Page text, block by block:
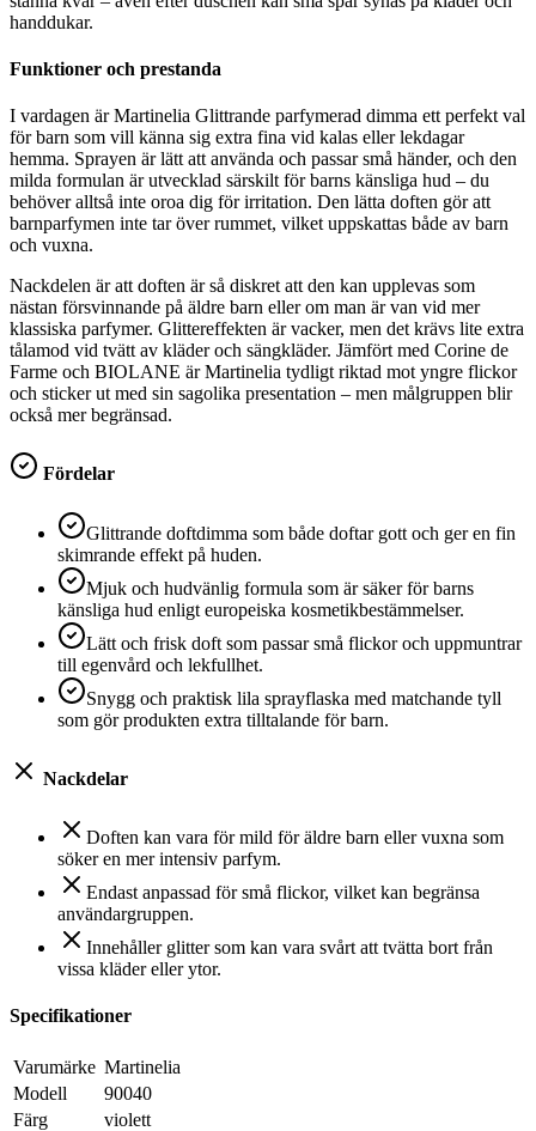
handdukar.
Funktioner och prestanda
I vardagen är Martinelia Glittrande parfymerad dimma ett perfekt val
för barn som vill känna sig extra fina vid kalas eller lekdagar
hemma. Sprayen är lätt att använda och passar små händer, och den
milda formulan är utvecklad särskilt för barns känsliga hud – du
behöver alltså inte oroa dig för irritation. Den lätta doften gör att
barnparfymen inte tar över rummet, vilket uppskattas både av barn
och vuxna.
Nackdelen är att doften är så diskret att den kan upplevas som
nästan försvinnande på äldre barn eller om man är van vid mer
klassiska parfymer. Glittereffekten är vacker, men det krävs lite extra
tålamod vid tvätt av kläder och sängkläder. Jämfört med Corine de
Farme och BIOLANE är Martinelia tydligt riktad mot yngre flickor
och sticker ut med sin sagolika presentation – men målgruppen blir
också mer begränsad.
Fördelar
Glittrande doftdimma som både doftar gott och ger en fin
skimrande effekt på huden.
Mjuk och hudvänlig formula som är säker för barns
känsliga hud enligt europeiska kosmetikbestämmelser.
Lätt och frisk doft som passar små flickor och uppmuntrar
till egenvård och lekfullhet.
Snygg och praktisk lila sprayflaska med matchande tyll
som gör produkten extra tilltalande för barn.
Nackdelar
Doften kan vara för mild för äldre barn eller vuxna som
söker en mer intensiv parfym.
Endast anpassad för små flickor, vilket kan begränsa
användargruppen.
Innehåller glitter som kan vara svårt att tvätta bort från
vissa kläder eller ytor.
Specifikationer
Varumärke Martinelia
Modell
90040
Färg
violett